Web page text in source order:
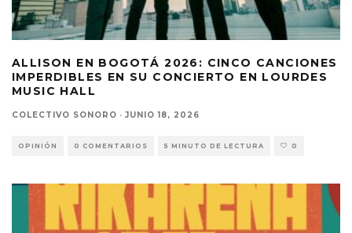
ALLISON EN BOGOTÁ 2026: CINCO CANCIONES
IMPERDIBLES EN SU CONCIERTO EN LOURDES
MUSIC HALL
COLECTIVO SONORO · JUNIO 18, 2026
OPINIÓN 0 COMENTARIOS 5 MINUTO DE LECTURA 0